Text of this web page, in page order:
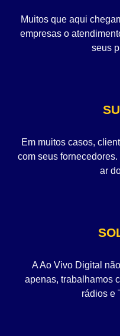
Muitos que aqui
empresas o
seus
Em muitos casos,
com seus
ar
A Ao Vivo Digital
apenas, trabalhamos
rádios e